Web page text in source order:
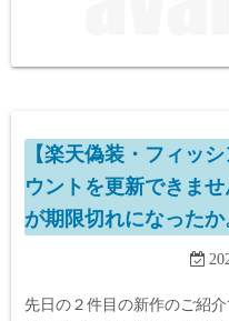
【楽天偽装・フィッ
ウントを更新できま
が期限切れになったか
先日の２件目の新作のご紹